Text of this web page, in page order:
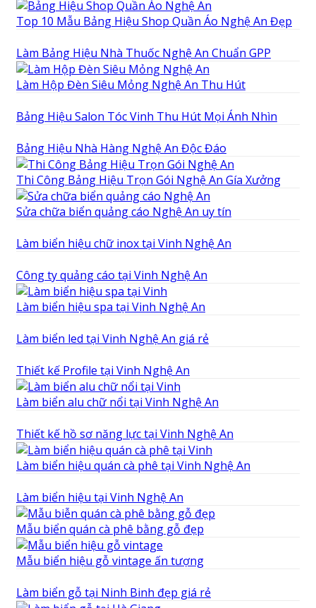
Top 10 Mẫu Bảng Hiệu Shop Quần Áo Nghệ An Đẹp
Làm Bảng Hiệu Nhà Thuốc Nghệ An Chuẩn GPP
Làm Hộp Đèn Siêu Mỏng Nghệ An Thu Hút
Bảng Hiệu Salon Tóc Vinh Thu Hút Mọi Ánh Nhìn
Bảng Hiệu Nhà Hàng Nghệ An Độc Đáo
Thi Công Bảng Hiệu Trọn Gói Nghệ An Gía Xưởng
Sửa chữa biển quảng cáo Nghệ An uy tín
Làm biển hiệu chữ inox tại Vinh Nghệ An
Công ty quảng cáo tại Vinh Nghệ An
Làm biển hiệu spa tại Vinh Nghệ An
Làm biển led tại Vinh Nghệ An giá rẻ
Thiết kế Profile tại Vinh Nghệ An
Làm biển alu chữ nổi tại Vinh Nghệ An
Thiết kế hồ sơ năng lực tại Vinh Nghệ An
Làm biển hiệu quán cà phê tại Vinh Nghệ An
Làm biển hiệu tại Vinh Nghệ An
Mẫu biển quán cà phê bằng gỗ đẹp
Mẫu biển hiệu gỗ vintage ấn tượng
Làm biển gỗ tại Ninh Binh đẹp giá rẻ